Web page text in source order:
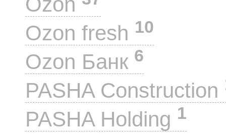
Ozon fresh 10
Ozon Банк 6
PASHA Construction
PASHA Holding 1